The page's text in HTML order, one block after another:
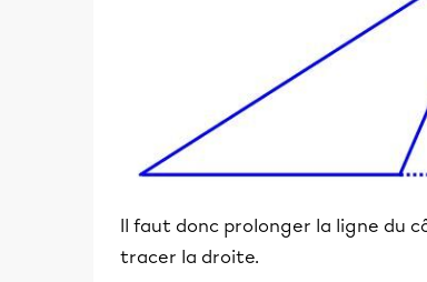
Il faut donc prolonger la ligne du
tracer la droite.